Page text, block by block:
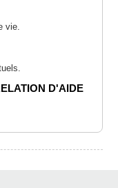
vie.
D'AIDE